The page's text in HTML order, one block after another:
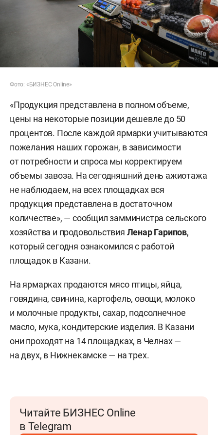
Фото: «БИЗНЕС Online»
«Продукция представлена в полном объеме,
цены на некоторые позиции дешевле до 50
процентов. После каждой ярмарки учитываются
пожелания наших горожан, в зависимости
от потребности и спроса мы корректируем
объемы завоза. На сегодняшний день ажиотажа
не наблюдаем, на всех площадках вся
продукция представлена в достаточном
количестве», — сообщил замминистра сельского
хозяйства и продовольствия Ленар Гарипов,
который сегодня ознакомился с работой
площадок в Казани.
На ярмарках продаются мясо птицы, яйца,
говядина, свинина, картофель, овощи, молоко
и молочные продукты, сахар, подсолнечное
масло, мука, кондитерские изделия. В Казани
они проходят на 14 площадках, в Челнах —
на двух, в Нижнекамске — на трех.
Читайте БИЗНЕС Online
в Telegram